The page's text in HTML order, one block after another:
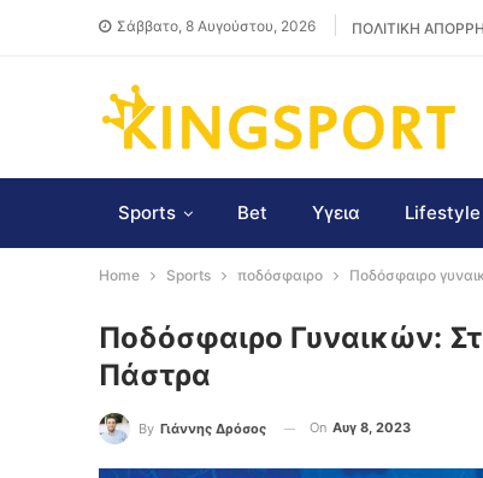
Σάββατο, 8 Αυγούστου, 2026 ΠΟΛΙΤΙΚΗ
Sports Bet Υγεια Lifestyle
Home Sports ποδόσφαιρο Ποδόσφαιρο
Ποδόσφαιρο Γυναικών:
Πάστρα
By Γιάννης Δρόσος On Αυγ 8, 2023